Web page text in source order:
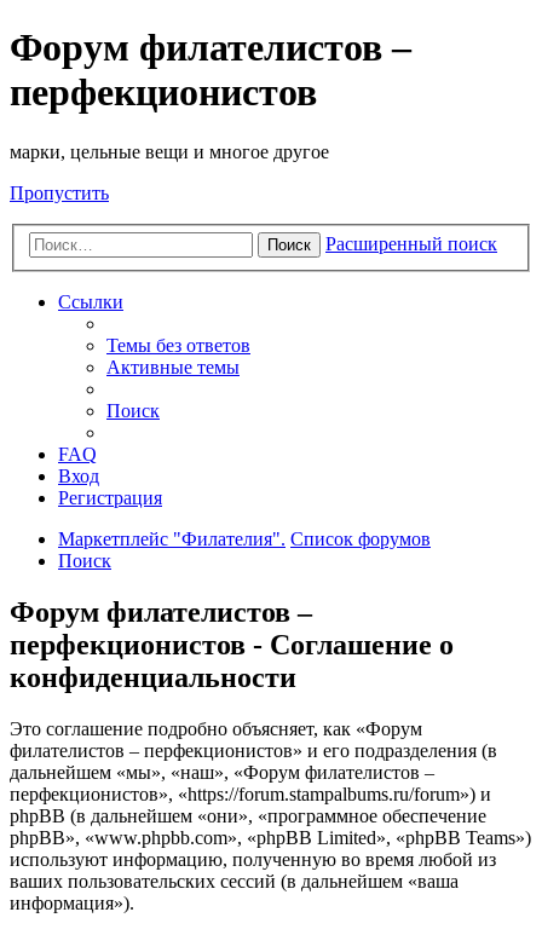
Форум филателистов –
перфекционистов
марки, цельные вещи и многое другое
Пропустить
Поиск Расширенный поиск
Ссылки
Темы без ответов
Активные темы
Поиск
FAQ
Вход
Регистрация
Маркетплейс "Филателия". Список форумов
Поиск
Форум филателистов –
перфекционистов - Соглашение о
конфиденциальности
Это соглашение подробно объясняет, как «Форум
филателистов – перфекционистов» и его подразделения (в
дальнейшем «мы», «наш», «Форум филателистов –
перфекционистов», «https://forum.stampalbums.ru/forum») и
phpBB (в дальнейшем «они», «программное обеспечение
phpBB», «www.phpbb.com», «phpBB Limited», «phpBB Teams»)
используют информацию, полученную во время любой из
ваших пользовательских сессий (в дальнейшем «ваша
информация»).